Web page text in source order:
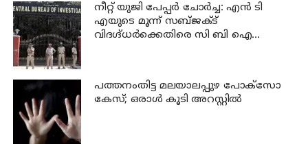
നീറ്റ് യുജി പേപ്പർ ചോർച്ച: എൻ ടി
എയുടെ മൂന്ന് സബ്ജക്ട്
വിദഗ്ദ്ധർക്കെതിരെ സി ബി ഐ
പത്തനംതിട്ട മലയാലപ്പുഴ പോക്സോ
കേസ്; ഒരാള്‍ കൂടി അറസ്റ്റില്‍